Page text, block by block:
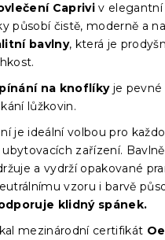
Caprivi v elegantní
působí čistě, moderně a
bavlny, která je
na knoflíkyje pevné
lůžkovin.
je ideální volbou pro
ubytovacích zařízení.
a vydrží opakované
vzoru i barvě
klidný spánek.
mezinárodní certifikát